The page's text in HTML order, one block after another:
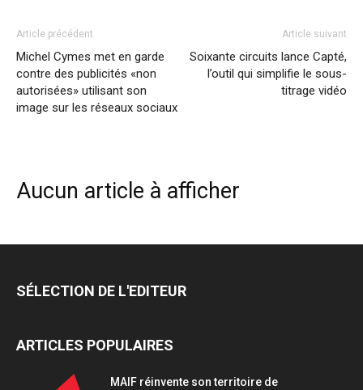
Article précédent
Michel Cymes met en garde
contre des publicités «non
autorisées» utilisant son
image sur les réseaux sociaux
Article suivant
Soixante circuits lance Capté,
l’outil qui simplifie le sous-
titrage vidéo
Aucun article à afficher
SÉLECTION DE L'EDITEUR
ARTICLES POPULAIRES
MAIF réinvente son territoire de